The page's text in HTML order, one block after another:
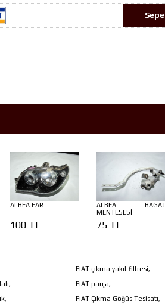
ALBEA FAR
100 TL
ALBEA BAGAJ
MENTESESİ
75 TL
FİAT çıkma yakıt filtresi,
FİAT parça,
FİAT Çıkma Göğüs Tesisatı,